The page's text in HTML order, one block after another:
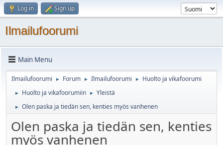
Log in Sign up
Ilmailufoorumi
Main Menu
Ilmailufoorumi ► Forum ► Ilmailufoorumi ► Huolto ja vikafoorumi
► Huolto ja vikafoorumiin ► Yleistä
► Olen paska ja tiedän sen, kenties myös vanhenen
Olen paska ja tiedän sen, kenties
myös vanhenen